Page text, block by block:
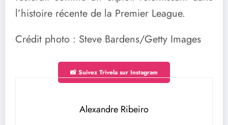
l’histoire récente de la Premier League.
Crédit photo : Steve Bardens/Getty Images
📸 Suivez Trivela sur Instagram
Alexandre Ribeiro